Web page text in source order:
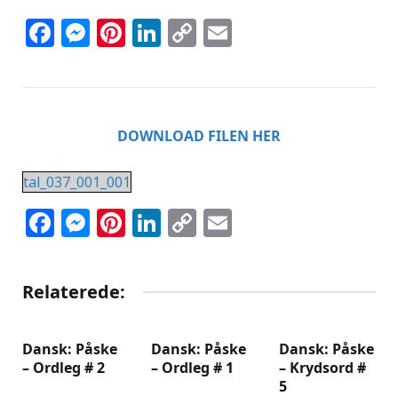
Facebook
Messenger
Pinterest
LinkedIn
Copy
DOWNLOAD FILEN HER
tal_037_001_001
Facebook
Messenger
Pinterest
LinkedIn
Copy
Relaterede:
Dansk: Påske
– Ordleg # 2
Dansk: Påske
– Ordleg # 1
Dansk: Påske
– Krydsord #
5